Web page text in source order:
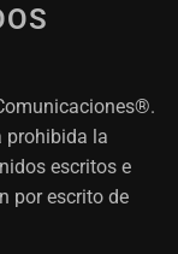
prohibida la
escritos e
por escrito de